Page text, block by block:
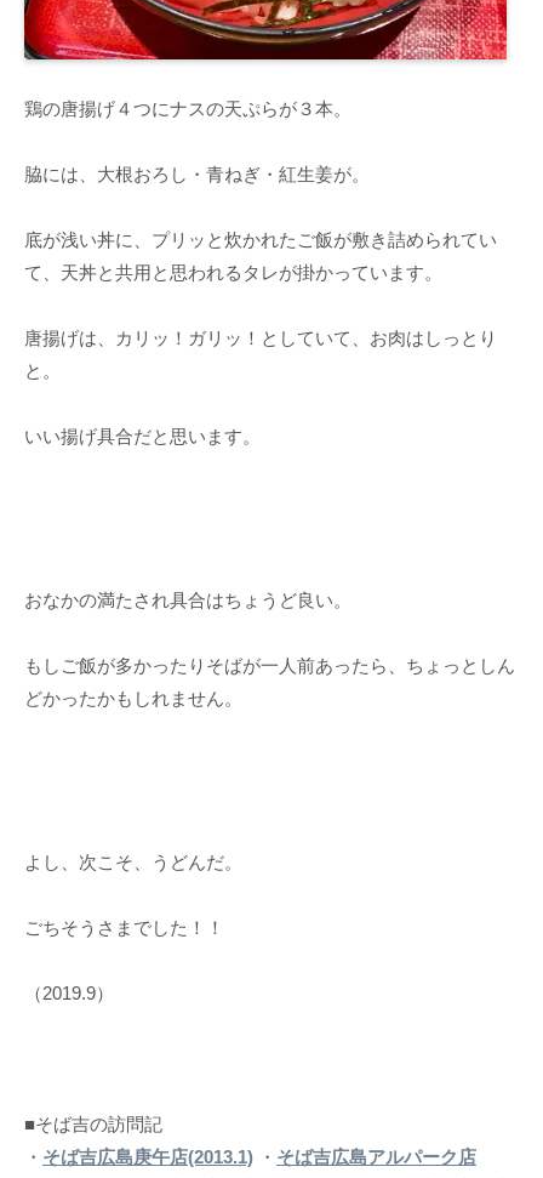
鶏の唐揚げ４つにナスの天ぷらが３本。
脇には、大根おろし・青ねぎ・紅生姜が。
底が浅い丼に、プリッと炊かれたご飯が敷き詰められてい
て、天丼と共用と思われるタレが掛かっています。
唐揚げは、カリッ！ガリッ！としていて、お肉はしっとり
と。
いい揚げ具合だと思います。
おなかの満たされ具合はちょうど良い。
もしご飯が多かったりそばが一人前あったら、ちょっとしん
どかったかもしれません。
よし、次こそ、うどんだ。
ごちそうさまでした！！
（2019.9）
■そば吉の訪問記
・ そば吉広島庚午店(2013.1) ・ そば吉広島アルパーク店